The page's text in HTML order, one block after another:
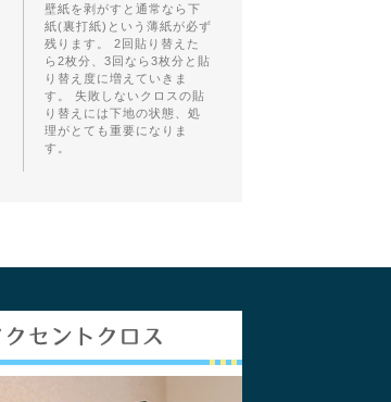
壁紙を剥がすと通常なら下
紙(裏打紙)という薄紙が必ず
残ります。 2回貼り替えた
ら2枚分、3回なら3枚分と貼
り替え度に増えていきま
す。 失敗しないクロスの貼
り替えには下地の状態、処
理がとても重要になりま
す。